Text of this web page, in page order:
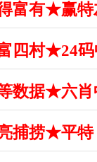
富有★赢
四村★24
数据★六
亮捕捞★平